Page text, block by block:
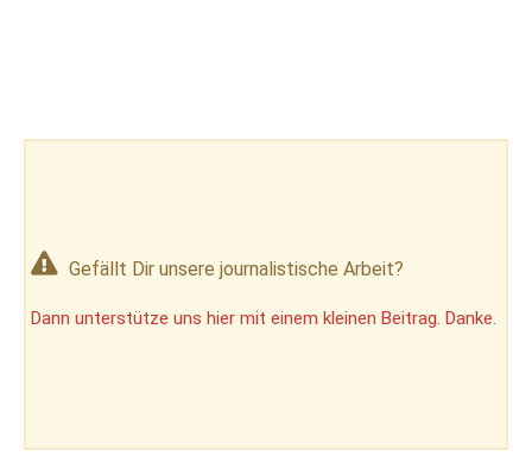
Gefällt Dir unsere journalistische Arbeit?
Dann unterstütze uns hier mit einem kleinen Beitrag. Danke.